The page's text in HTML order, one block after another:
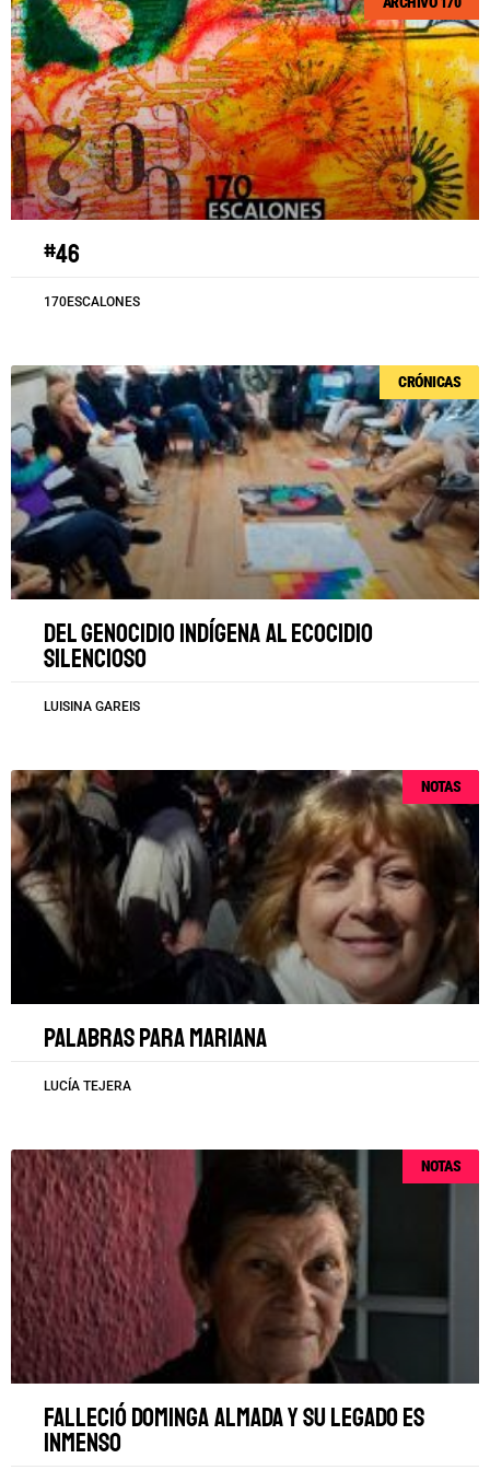
#46
170ESCALONES
CRÓNICAS
Del genocidio indígena al ecocidio
silencioso
LUISINA GAREIS
NOTAS
Palabras para Mariana
LUCÍA TEJERA
NOTAS
Falleció Dominga Almada y su legado es
inmenso